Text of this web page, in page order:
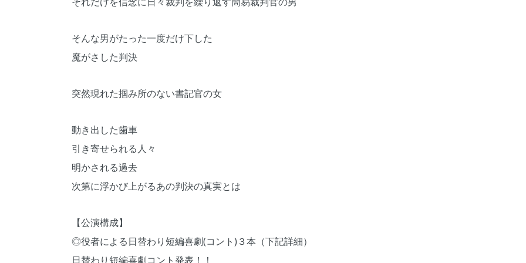
そんな男がたった一度だけ下した
魔がさした判決
突然現れた掴み所のない書記官の女
動き出した歯車
引き寄せられる人々
明かされる過去
次第に浮かび上がるあの判決の真実とは
【公演構成】
◎役者による日替わり短編喜劇(コント)３本（下記詳細）
日替わり短編喜劇コント発表！！